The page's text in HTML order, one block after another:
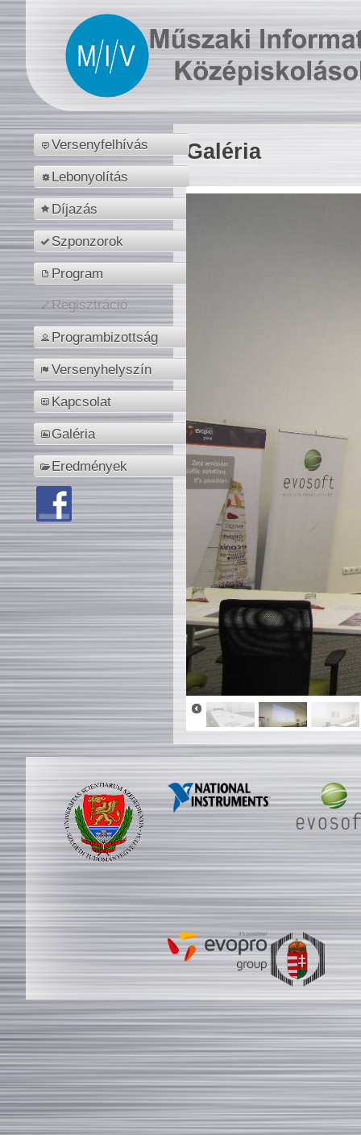
Versenyfelhívás
Lebonyolítás
Díjazás
Szponzorok
Program
Regisztráció
Programbizottság
Versenyhelyszín
Kapcsolat
Galéria
Eredmények
Galéria